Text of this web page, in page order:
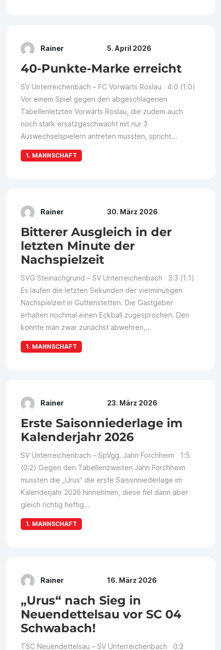
Rainer 5. April 2026
40-Punkte-Marke erreicht
SV Unterreichenbach – FC Vorwärts Röslau 4:0 (1:0)
Vor einem Spiel gegen den abgeschlagenen
Tabellenletzten Vorwärts Röslau, die zudem auch
noch stark ersatzgeschwächt mit nur 3
Auswechselspielern antreten mussten, spricht...
1. MANNSCHAFT
Rainer 30. März 2026
Bitterer Ausgleich in der
letzten Minute der
Nachspielzeit
SVG Steinachgrund – SV Unterreichenbach 3:3 (1:1)
Es laufen die letzten Sekunden der vierminütigen
Nachspielzeit in Guttenstetten. Die Gastgeber
erhalten nochmal einen Eckball zugesprochen. Den
konnte man zwar zunächst abwehren,...
1. MANNSCHAFT
Rainer 23. März 2026
Erste Saisonniederlage im
Kalenderjahr 2026
SV Unterreichenbach – SpVgg. Jahn Forchheim 1:5
(0:2) Gegen den Tabellenzweiten Jahn Forchheim
mussten die „Urus“ die erste Saisonniederlage im
Kalenderjahr 2026 hinnehmen, diese fiel dann aber
gleich richtig heftig...
1. MANNSCHAFT
Rainer 16. März 2026
„Urus“ nach Sieg in
Neuendettelsau vor SC 04
Schwabach!
TSC Neuendettelsau – SV Unterreichenbach 0:2